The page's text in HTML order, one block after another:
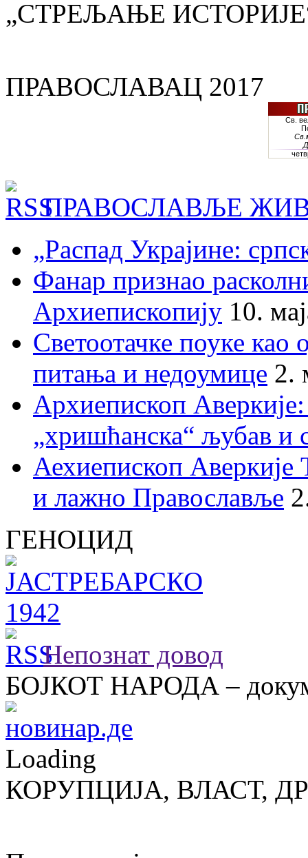
„СТРЕЉАЊЕ
ПРАВОСЛАВАЦ 2017
ПРАВОСЛАВЉЕ
„Распад Украјине:
Фанар признао
Архиепископију 10.
Светоотачке поуке као
питања и недоумице 2.
Архиепископ
„хришћанска“ љубав и
Аехиепископ
и лажно Православље
ГЕНОЦИД
Непознат довод
БОЈКОТ НАРОДА –
Loading
КОРУПЦИЈА, ВЛАСТ,